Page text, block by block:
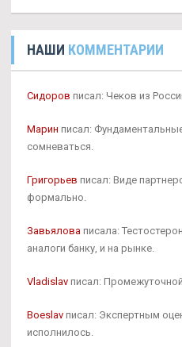
НАШИ КОММЕНТАРИИ
Сидоров писал: Чеков из
Марин писал:
сомневаться.
Григорьев писал: Виде
формально.
Завьялова писала:
аналоги банку, и на рынке.
Vladislav писал:
Boeslav писал: Экспертным
исполнилось.